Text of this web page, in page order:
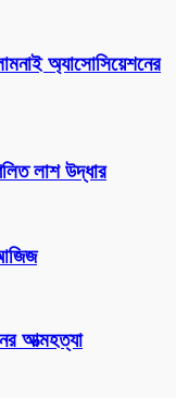
অ্যাসোসিয়েশনের
লাশ উদ্ধার
আত্মহত্যা